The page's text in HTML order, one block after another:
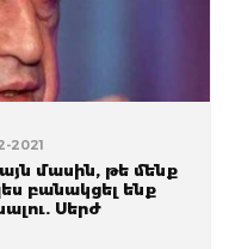
2021
մասին, թե մենք
բանակցել ենք
Սերժ